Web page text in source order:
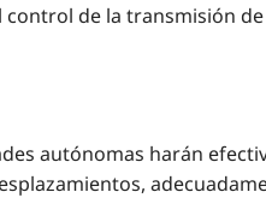
de la transmisión
autónomas harán